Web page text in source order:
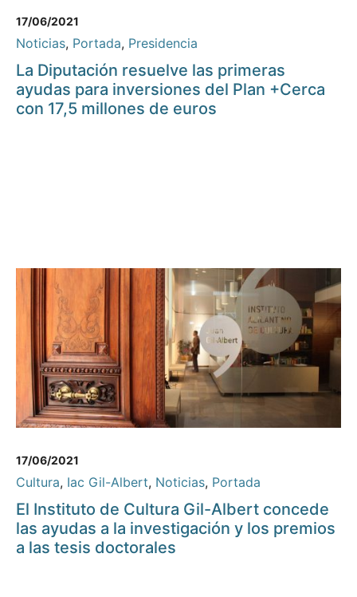
17/06/2021
Noticias, Portada, Presidencia
La Diputación resuelve las primeras
ayudas para inversiones del Plan +Cerca
con 17,5 millones de euros
17/06/2021
Cultura, Iac Gil-Albert, Noticias, Portada
El Instituto de Cultura Gil-Albert concede
las ayudas a la investigación y los premios
a las tesis doctorales